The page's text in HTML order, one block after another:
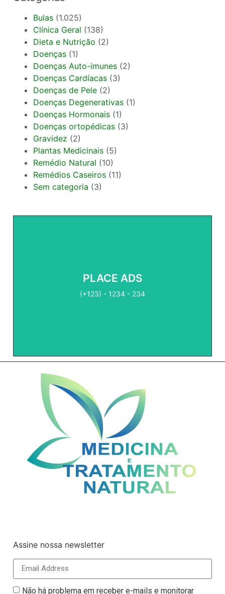
Bulas (1.025)
Clínica Geral (138)
Dieta e Nutrição (2)
Doenças (1)
Doenças Auto-imunes (2)
Doenças Cardíacas (3)
Doenças de Pele (2)
Doenças Degenerativas (1)
Doenças Hormonais (1)
Doenças ortopédicas (3)
Gravidez (2)
Plantas Medicinais (5)
Remédio Natural (10)
Remédios Caseiros (11)
Sem categoria (3)
PLACE ADS
(+123) - 1234 - 234
Assine nossa newsletter
Não há problema em receber e-mails e monitorar